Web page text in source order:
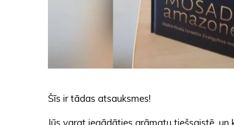
Šīs ir tādas atsauksmes!
Jūs varat iegādāties grāmatu tiešsaistē, un